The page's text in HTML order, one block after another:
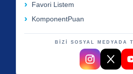
Favori Listem
KomponentPuan
BİZİ SOSYAL MEDYADA